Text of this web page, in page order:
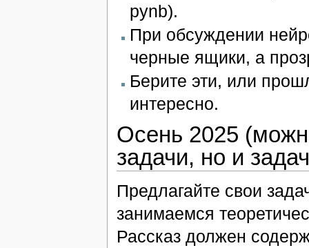
pynb).
При обсуждении
черные ящики, а
Берите эти, или
интересно.
Осень 2025
задачи, но и
Предлагайте свои
занимаемся
Рассказ должен